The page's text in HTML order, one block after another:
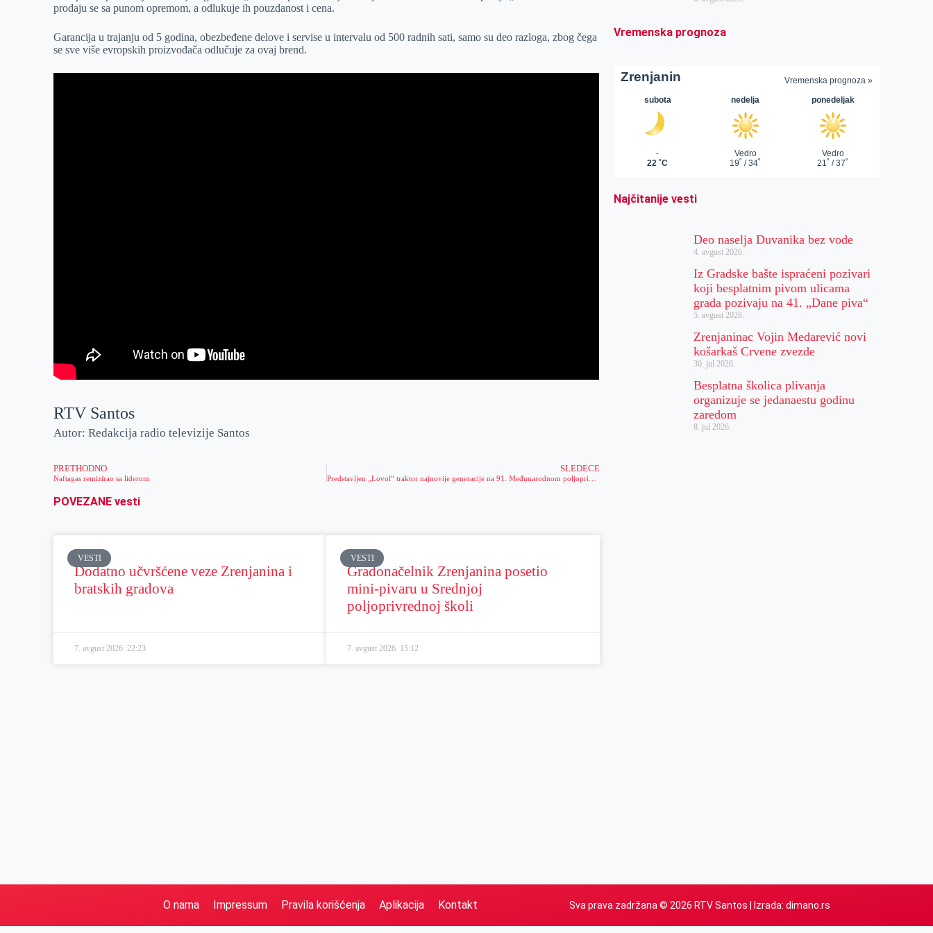
rnA
p
p
i
l
prodaju se sa punom opremom, a odlukuje ih pouzdanost i cena.
Garancija u trajanju od 5 godina, obezbeđene delove i servise u intervalu od 500 radnih sati, samo su deo razloga, zbog čega
se sve više evropskih proizvođača odlučuje za ovaj brend.
RTV Santos
Autor: Redakcija radio televizije Santos
PRETHODNO
Naftagas remizirao sa liderom
SLEDEĆE
POVEZANE vesti
VESTI
Dodatno učvršćene veze Zrenjanina i
bratskih gradova
7. avgust 2026. 22:23
VESTI
Gradonačelnik Zrenjanina posetio
mini-pivaru u Srednjoj
poljoprivrednoj školi
7. avgust 2026. 15:12
Vremenska prognoza
Najčitanije vesti
Deo naselja Duvanika bez vode
4. avgust 2026.
Iz Gradske bašte ispraćeni pozivari
koji besplatnim pivom ulicama
grada pozivaju na 41. „Dane piva“
5. avgust 2026.
Zrenjaninac Vojin Medarević novi
košarkaš Crvene zvezde
30. jul 2026.
Besplatna školica plivanja
organizuje se jedanaestu godinu
zaredom
8. jul 2026.
O nama Impressum Pravila korišćenja Aplikacija Kontakt Sva prava zadržana © 2026 RTV Santos | Izrada: dimano.rs